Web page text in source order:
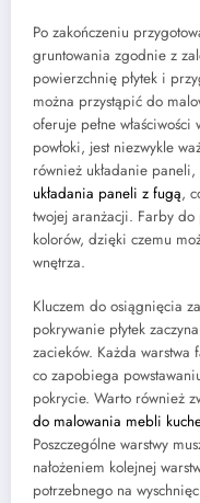
Po zakończeniu
gruntowania zgodnie z
powierzchnię płytek i
można przystąpić do
oferuje pełne właściwości
powłoki, jest niezwykle
również układanie
układania paneli z fugą,
twojej aranżacji. Farby do
kolorów, dzięki czemu
wnętrza.
Kluczem do osiągnięcia
pokrywanie płytek
zacieków. Każda warstwa
co zapobiega
pokrycie. Warto również
do malowania mebli
Poszczególne warstwy
nałożeniem kolejnej
potrzebnego na